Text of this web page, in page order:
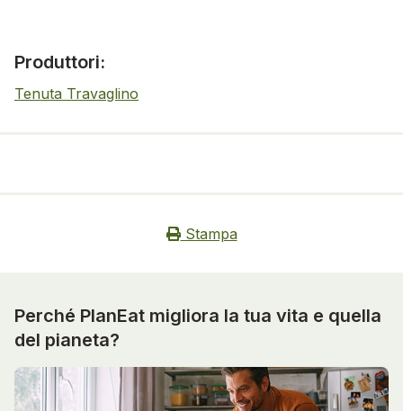
Produttori:
Tenuta Travaglino
Stampa
Perché PlanEat migliora la tua vita e quella
del pianeta?